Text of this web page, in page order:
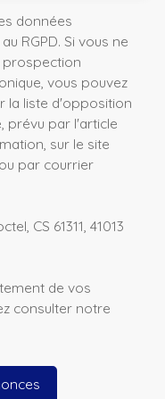
données
RGPD. Si vous ne
prospection
vous pouvez
la liste d'opposition
prévu par l'article
sur le site
par courrier
CS 61311, 41013
de vos
consulter notre